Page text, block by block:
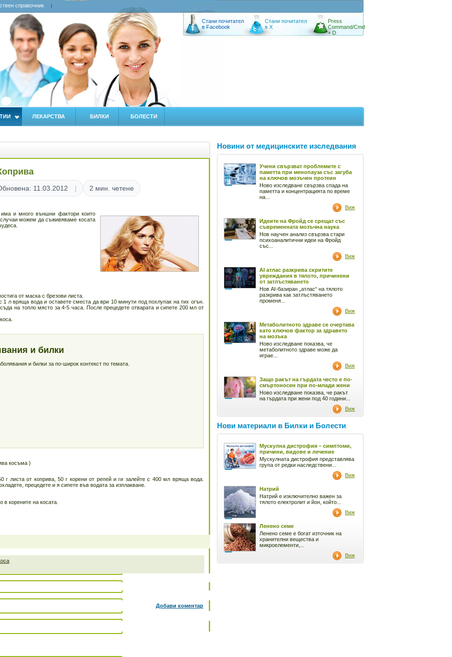
справочник
Стани почитател
в Facebook
Стани почитател
в X
Press
Command/Cmd
+ D
ЛЕКАРСТВА БИЛКИ БОЛЕСТИ
11.03.2012
2 мин. четене
и много външни фактори които
можем да съживяваме косата
от маска с брезови листа.
1 л вряща вода и оставете сместа да ври 10 минути под похлупак на тих огън.
на топло място за 4-5 часа. После прецедете отварата и сипете 200 мл от
и билки
и билки за по-широк контекст по темата.
косъма )
г листа от коприва, 50 г корени от репей и ги залейте с 400 мл вряща вода.
прецедете и я сипете във водата за изплакване.
в корените на косата.
Добави коментар
Новини от медицинските изследвания
Учени свързват проблемите с
паметта при менопауза със загуба
на ключов мозъчен протеин
Ново изследване свързва спада на
паметта и концентрацията по време
на...
Виж
Идеите на Фройд се срещат със
съвременната мозъчна наука
Нов научен анализ свързва стари
психоаналитични идеи на Фройд
със...
Виж
AI атлас разкрива скритите
увреждания в тялото, причинени
от затлъстяването
Нов AI-базиран „атлас“ на тялото
разкрива как затлъстяването
променя...
Виж
Метаболитното здраве се очертава
като ключов фактор за здравето
на мозъка
Ново изследване показва, че
метаболитното здраве може да
играе...
Виж
Защо ракът на гърдата често е по-
смъртоносен при по-млади жени
Ново изследване показва, че ракът
на гърдата при жени под 40 години...
Виж
Нови материали в Билки и Болести
Мускулна дистрофия – симптоми,
причини, видове и лечение
Мускулната дистрофия представлява
група от редки наследствени...
Виж
Натрий
Натрий е изключително важен за
тялото електролит и йон, който...
Виж
Ленено семе
Ленено семе е богат източник на
хранителни вещества и
микроелементи,...
Виж